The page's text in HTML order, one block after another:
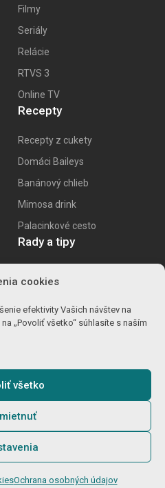
cookies
efektivity Vašich návštev na
„Povoliť všetko“ súhlasíte s naším
všetko
Ochrana osobných údajov
Filmy
Seriály
Relácie
RTVS 3
Online TV
Recepty
Recepty z cukety
Domáci Baileys
Banánový chlieb
Mimosa drink
Palacinkové cesto
Rady a tipy
Ako na životopis
Cookies